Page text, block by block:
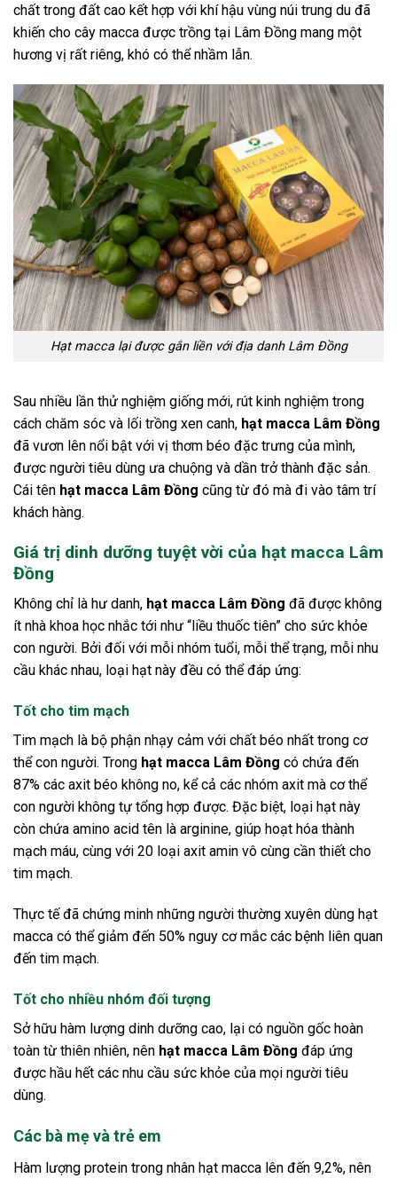
chất trong đất cao kết hợp với khí hậu vùng núi trung du đã
khiến cho cây macca được trồng tại Lâm Đồng mang một
hương vị rất riêng, khó có thể nhầm lẫn.
Hạt macca lại được gắn liền với địa danh Lâm Đồng
Sau nhiều lần thử nghiệm giống mới, rút kinh nghiệm trong
cách chăm sóc và lối trồng xen canh, hạt macca Lâm Đồng
đã vươn lên nổi bật với vị thơm béo đặc trưng của mình,
được người tiêu dùng ưa chuộng và dần trở thành đặc sản.
Cái tên hạt macca Lâm Đồng cũng từ đó mà đi vào tâm trí
khách hàng.
Giá trị dinh dưỡng tuyệt vời của hạt macca Lâm
Đồng
Không chỉ là hư danh, hạt macca Lâm Đồng đã được không
ít nhà khoa học nhắc tới như “liều thuốc tiên” cho sức khỏe
con người. Bởi đối với mỗi nhóm tuổi, mỗi thể trạng, mỗi nhu
cầu khác nhau, loại hạt này đều có thể đáp ứng:
Tốt cho tim mạch
Tim mạch là bộ phận nhạy cảm với chất béo nhất trong cơ
thể con người. Trong hạt macca Lâm Đồng có chứa đến
87% các axit béo không no, kể cả các nhóm axit mà cơ thể
con người không tự tổng hợp được. Đặc biệt, loại hạt này
còn chứa amino acid tên là arginine, giúp hoạt hóa thành
mạch máu, cùng với 20 loại axit amin vô cùng cần thiết cho
tim mạch.
Thực tế đã chứng minh những người thường xuyên dùng hạt
macca có thể giảm đến 50% nguy cơ mắc các bệnh liên quan
đến tim mạch.
Tốt cho nhiều nhóm đối tượng
Sở hữu hàm lượng dinh dưỡng cao, lại có nguồn gốc hoàn
toàn từ thiên nhiên, nên hạt macca Lâm Đồng đáp ứng
được hầu hết các nhu cầu sức khỏe của mọi người tiêu
dùng.
Các bà mẹ và trẻ em
Hàm lượng protein trong nhân hạt macca lên đến 9,2%, nên